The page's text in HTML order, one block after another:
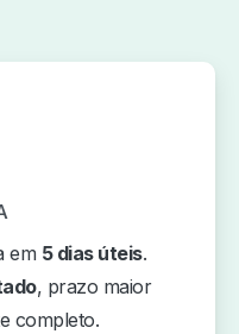
em 5 dias úteis.
, prazo maior
completo.